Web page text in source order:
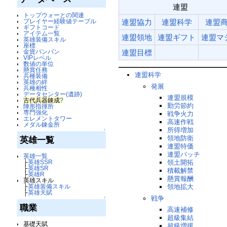
トップウォーとの関連
プレイヤー経験値テーブル
ギフトコード
アイテム一覧
英雄装備スキル
座標
金貨バンバン
VIPレベル
数値の単位
懸賞任務
兵種装備
英雄の絆
兵種相性
データセンター(遺跡)
古代兵器錬成?
陣形指揮所
専門強化
エレメントタワー
メダル錬金所
↑
英雄一覧
英雄一覧
├英雄SSR
├英雄SR
├英雄R
英雄スキル
├英雄装備スキル
├英雄天賦
↑
職業
基礎天賦
連盟
連盟協力
連盟科学
連盟
連盟領地
連盟ギフト
連盟マ
連盟目標
連盟科学
発展
連盟規模
勤労節約
戦争火力
高速作戦
所得増加
領地防衛
連盟特価
連盟バッチ
領土開拓
積載解禁
懸賞報酬
領地拡大
戦争
高速補修
超級集結